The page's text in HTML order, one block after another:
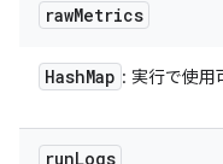
rawMetrics
HashMap : 実行で使用
runLogs